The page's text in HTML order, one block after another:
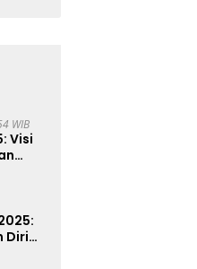
WIB
Visi
Diri